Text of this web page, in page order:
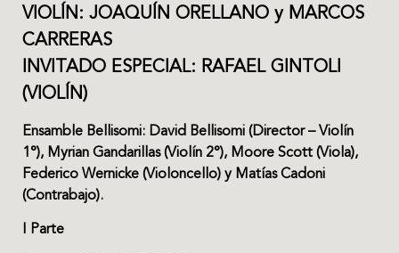
VIOLÍN: JOAQUÍN ORELLANO y MARCOS
CARRERAS
INVITADO ESPECIAL: RAFAEL GINTOLI
(VIOLÍN)
Ensamble Bellisomi: David Bellisomi (Director – Violín
1°), Myrian Gandarillas (Violín 2°), Moore Scott (Viola),
Federico Wernicke (Violoncello) y Matías Cadoni
(Contrabajo).
I Parte